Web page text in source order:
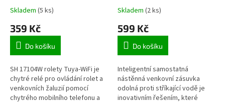
ovladání rolet a
venkovních žaluzií
mobilním telefonem
aplikací TuyaSmart
Skladem (5 ks)
359 Kč
Do košíku
SH 17104W rolety Tuya-WiFi je
chytré relé pro ovládání rolet a
venkovních žaluzií pomocí
chytrého mobilního telefonu a
přisazená venkovní
zásuvka 230V, IP55, max
16A, ovládání mobilním
telefonem aplikací
TuyaSmart
Skladem (2 ks)
599 Kč
Do košíku
Inteligentní samostatná
nástěnná venkovní zásuvka
odolná proti stříkající vodě je
inovativním řešením, které